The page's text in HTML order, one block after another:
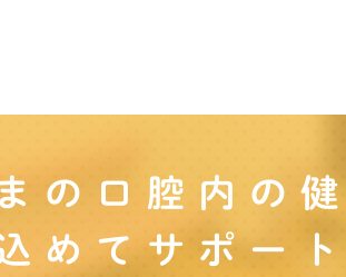
の口腔内の
めてサポート